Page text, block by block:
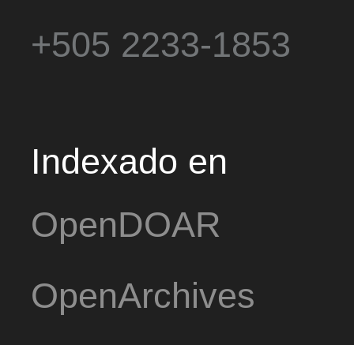
+505 2233-1853
Indexado en
OpenDOAR
OpenArchives